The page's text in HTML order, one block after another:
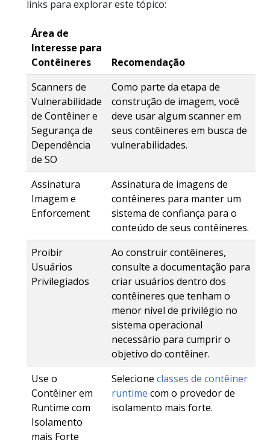
links para explorar este tópico:
Área de
Interesse para
Contêineres
Recomendação
Scanners de
Vulnerabilidade
de Contêiner e
Segurança de
Dependência
de SO
Como parte da etapa de
construção de imagem, você
deve usar algum scanner em
seus contêineres em busca de
vulnerabilidades.
Assinatura
Imagem e
Enforcement
Assinatura de imagens de
contêineres para manter um
sistema de confiança para o
conteúdo de seus contêineres.
Proibir
Usuários
Privilegiados
Ao construir contêineres,
consulte a documentação para
criar usuários dentro dos
contêineres que tenham o
menor nível de privilégio no
sistema operacional
necessário para cumprir o
objetivo do contêiner.
Use o
Contêiner em
Runtime com
Isolamento
mais Forte
Selecione classes de contêiner
runtime com o provedor de
isolamento mais forte.